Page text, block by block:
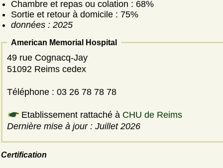
Chambre et repas ou colation : 68%
Sortie et retour à domicile : 75%
données : 2025
American Memorial Hospital
49 rue Cognacq-Jay
51092 Reims cedex
Téléphone : 03 26 78 78 78
Etablissement rattaché à CHU de Reims
Dernière mise à jour : Juillet 2026
Certification